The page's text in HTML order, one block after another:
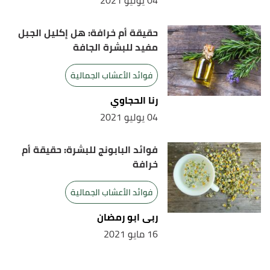
حقيقة أم خرافة: هل إكليل الجبل
مفيد للبشرة الجافة
فوائد الأعشاب الجمالية
رنا الحجاوي
04 يوليو 2021
فوائد البابونج للبشرة: حقيقة أم
خرافة
فوائد الأعشاب الجمالية
ربى ابو رمضان
16 مايو 2021